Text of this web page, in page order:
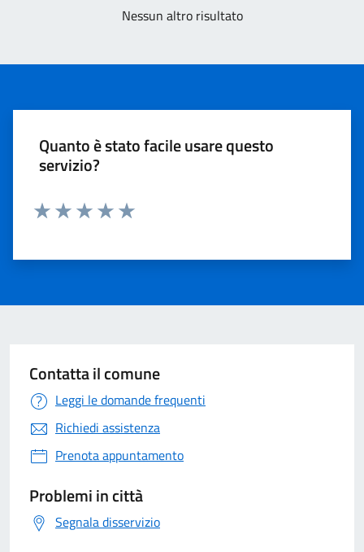
Nessun altro risultato
Quanto è stato facile usare questo
servizio?
Contatta il comune
Leggi le domande frequenti
Richiedi assistenza
Prenota appuntamento
Problemi in città
Segnala disservizio